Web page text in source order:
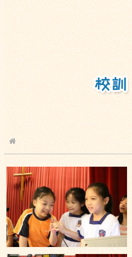
校園相簿
2017-05-24 早會頒獎